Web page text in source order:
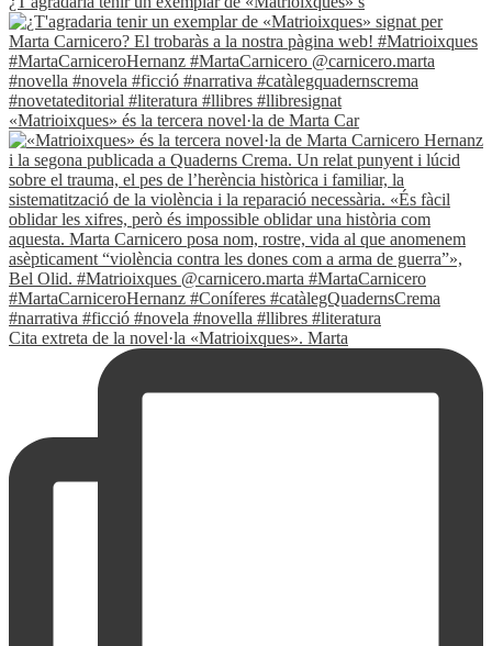
«Matrioixques» és la tercera novel·la de Marta Car
Cita extreta de la novel·la «Matrioixques». Marta